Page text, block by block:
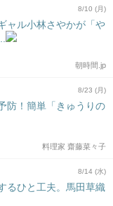
8/10 (月)
ャル小林さやかが「や
朝時間.jp
8/23 (月)
防！簡単「きゅうりの
料理家 齋藤菜々子
8/14 (水)
るひと工夫。馬田草織